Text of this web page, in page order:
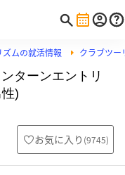
ムの就活情報 クラブツー
ターンエントリ
)
お気に入り (9745)